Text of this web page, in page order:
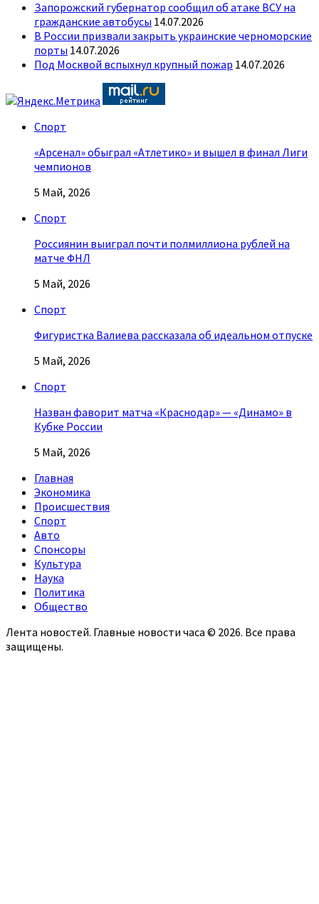
Запорожский губернатор сообщил об атаке ВСУ на
гражданские автобусы 14.07.2026
В России призвали закрыть украинские черноморские
порты 14.07.2026
Под Москвой вспыхнул крупный пожар 14.07.2026
Спорт
«Арсенал» обыграл «Атлетико» и вышел в финал Лиги
чемпионов
5 Май, 2026
Спорт
Россиянин выиграл почти полмиллиона рублей на
матче ФНЛ
5 Май, 2026
Спорт
Фигуристка Валиева рассказала об идеальном отпуске
5 Май, 2026
Спорт
Назван фаворит матча «Краснодар» — «Динамо» в
Кубке России
5 Май, 2026
Главная
Экономика
Происшествия
Спорт
Авто
Спонсоры
Культура
Наука
Политика
Общество
Лента новостей. Главные новости часа © 2026. Все права
защищены.